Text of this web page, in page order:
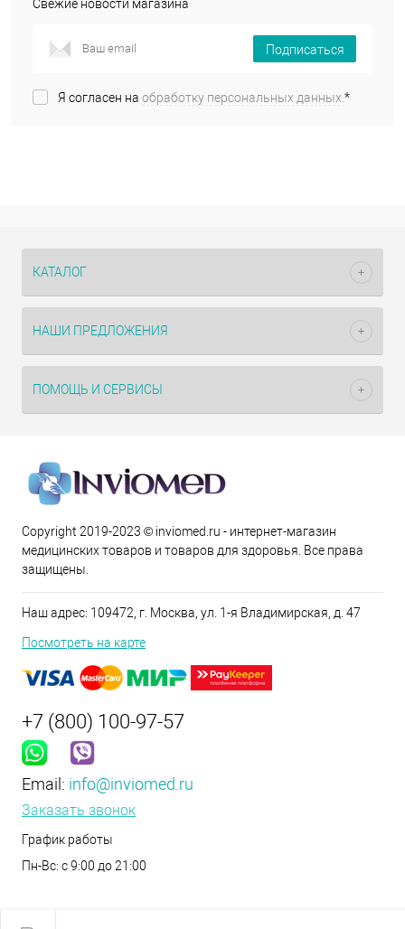
Свежие новости магазина
Подписаться
Я согласен на обработку персональных данных.*
КАТАЛОГ
НАШИ ПРЕДЛОЖЕНИЯ
ПОМОЩЬ И СЕРВИСЫ
Copyright 2019-2023 © inviomed.ru - интернет-магазин
медицинских товаров и товаров для здоровья. Все права
защищены.
Наш адрес: 109472, г. Москва, ул. 1-я Владимирская, д. 47
Посмотреть на карте
+7 (800) 100-97-57
Email: info@inviomed.ru
Заказать звонок
График работы
Пн-Вс: с 9:00 до 21:00